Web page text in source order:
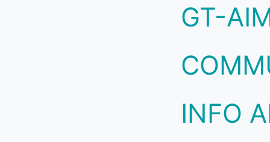
GT-
INFO